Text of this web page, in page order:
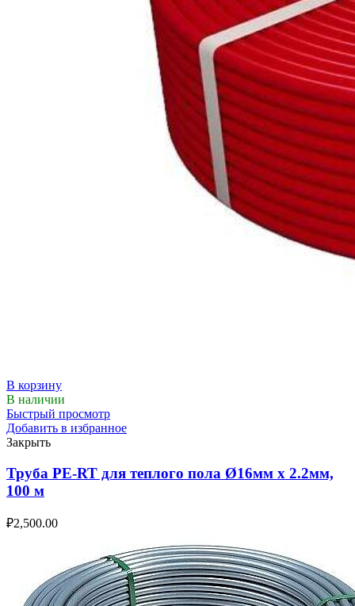
В корзину
В наличии
Быстрый просмотр
Добавить в избранное
Закрыть
Труба PE-RT для теплого пола Ø16мм х 2.2мм,
100 м
₽2,500.00